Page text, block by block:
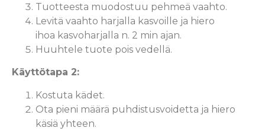
Tuotteesta muodostuu pehmeä vaahto.
Levitä vaahto harjalla kasvoille ja hiero
ihoa kasvoharjalla n. 2 min ajan.
Huuhtele tuote pois vedellä.
Käyttötapa 2:
Kostuta kädet.
Ota pieni määrä puhdistusvoidetta ja hiero
käsiä yhteen.